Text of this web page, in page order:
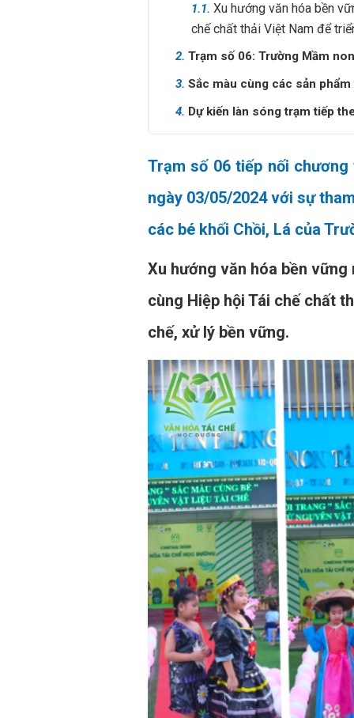
1.1. Xu hướng văn hóa bền
chế chất thải Việt Nam để
2. Trạm số 06: Trường Mầm
3. Sắc màu cùng các sản phẩm
4. Dự kiến làn sóng trạm tiếp
Trạm số 06 tiếp nối
ngày 03/05/2024 với sự
các bé khối Chồi, Lá của
Xu hướng văn hóa bền
cùng Hiệp hội Tái chế chất
chế, xử lý bền vững.